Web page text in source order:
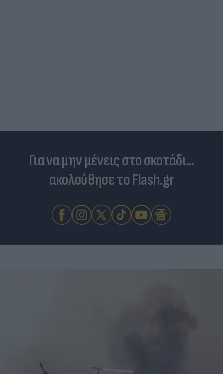
Για να μην μένεις στο σκοτάδι...
ακολούθησε το Flash.gr